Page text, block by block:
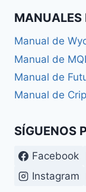
MANUALES
Manual de
Manual de
Manual de
Manual de
SÍGUENOS
Facebook
Instagram